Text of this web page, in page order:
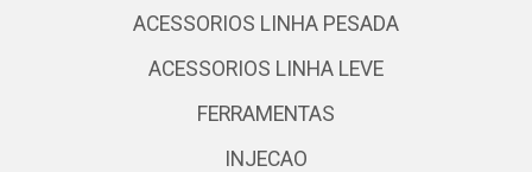
ACESSORIOS LINHA PESADA
ACESSORIOS LINHA LEVE
FERRAMENTAS
INJECAO